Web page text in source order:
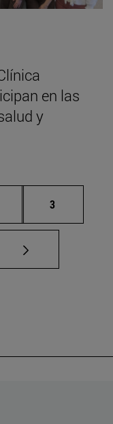
en las
y
Página
3
Use TAB para